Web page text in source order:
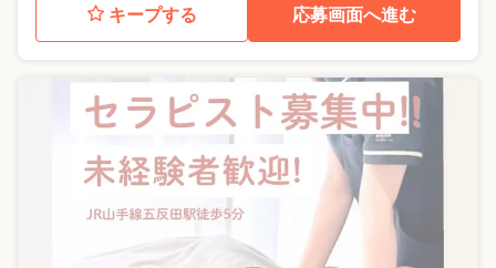
キープする 応募画面へ進む